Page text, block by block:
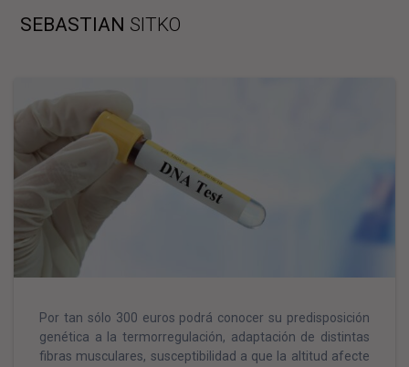
SEBASTIAN SITKO
Por tan sólo 300 euros podrá conocer su predisposición
genética a la termorregulación, adaptación de distintas
fibras musculares, susceptibilidad a que la altitud afecte